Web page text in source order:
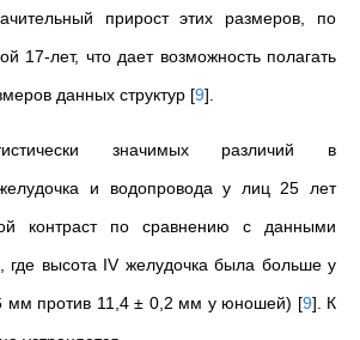
прирост этих размеров, по
17-лет, что дает возможность полагать
данных структур [9]
значимых различий в
и водопровода у лиц 25 лет
контраст по сравнению с данными
где высота IV желудочка была больше у
мм против 11,4 ± 0,2 мм у юношей) [9] . К